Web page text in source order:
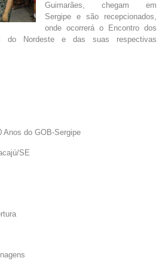
Guimarães, chegam em
Sergipe e são recepcionados,
onde ocorrerá o Encontro dos
do Nordeste e das suas respectivas
Anos do GOB-Sergipe
SE